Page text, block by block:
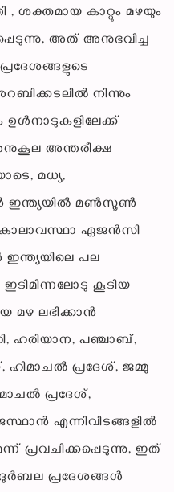
കാറ്റും മഴയും
അത് അനുഭവിച്ച
നിന്നും
ഉൾനാടുകളിലേക്ക്
അന്തരീക്ഷ
മധ്യ,
ഇന്ത്യയിൽ മൺസൂൺ
ഏജൻസി
ഇന്ത്യയിലെ പല
കൂടിയ
ലഭിക്കാൻ
ഹരിയാന, പഞ്ചാബ്,
പ്രദേശ്, ജമ്മു
പ്രദേശ്,
എന്നിവിടങ്ങളിൽ
പ്രവചിക്കപ്പെടുന്നു, ഇത്
ദുർബല പ്രദേശങ്ങൾ